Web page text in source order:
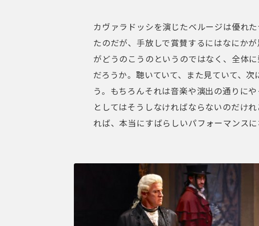
カヴァラドッシを演じたベルージは優れ
たのだが、手放しで賞賛するにはなにか
がどうのこうのというのではなく、全体
だろうか。聴いていて、また見ていて、
う。もちろんそれは音楽や演出の通りに
としてはそうしなければならないのだけ
れば、本当にすばらしいパフォーマンスに